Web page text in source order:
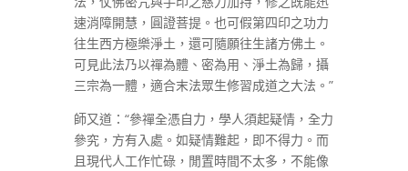
速消障開慧，圓證菩提。也可假第四印之功力
往生西方極樂淨土，還可隨願往生諸方佛土。
可見此法乃以禪為體、密為用、淨土為歸，攝
三宗為一體，適合末法眾生修習成道之大法。”
師又道：“參禪全憑自力，學人須起疑情，全力
參究，方有入處。如疑情難起，即不得力。而
且現代人工作忙碌，閒置時間不太多，不能像